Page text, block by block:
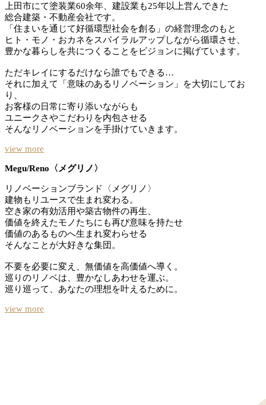
上田市にて塗装業60余年、建設業も25年以上営んできた
総合建築・不動産会社です。
「住まいを通じて好循環型社会を創る」の経営理念のもと
ヒト・モノ・おカネをスパイラルアップしながら循環させ、
豊かな暮らしを共につくることをビジョンに掲げています。
ただキレイにするだけなら誰でもできる…
それに加えて「意味のあるリノベーション」を大切にしてお
り、
お客様の日常に寄り添いながらも
ユニークさやこだわりを内包させる
そんなリノベーションを手掛けていきます。
view more
Megu/Reno〈メグリノ〉
リノベーションブランド〈メグリノ〉
建物もリユースで生まれ変わる。
空き家の有効活用や築古物件の再生、
価値を終えたモノたちにも再び意味を持たせ
価値のあるものへ生まれ変わらせる
そんなことが大好きな集団。
不要を必要に変え、無価値を高価値へ導く。
巡りのリノベは、豊かなしあわせを運ぶ。
巡り巡って、あなたの理想を叶えるために。
view more